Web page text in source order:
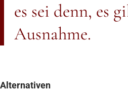
es sei denn, es
Ausnahme.
Alternativen